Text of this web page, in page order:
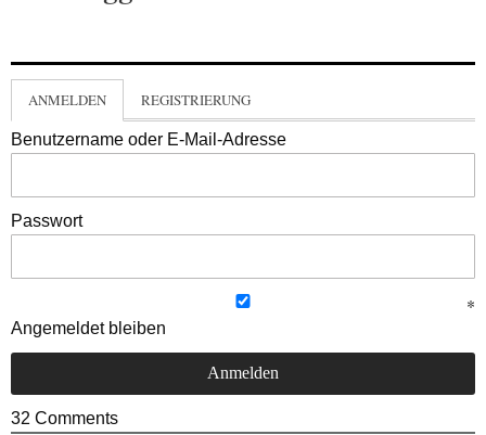
ANMELDEN REGISTRIERUNG
Benutzername oder E-Mail-Adresse
Passwort
Angemeldet bleiben
32 Comments